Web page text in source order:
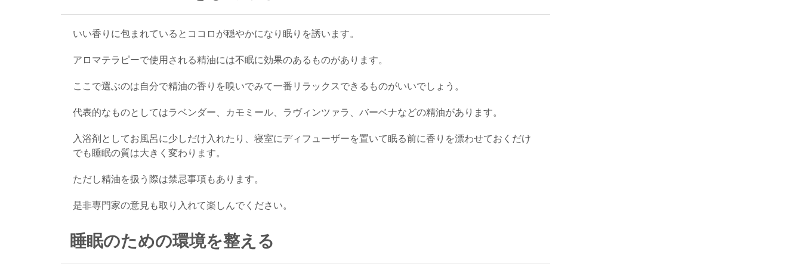
いい香りに包まれているとココロが穏やかになり眠りを誘います。
アロマテラピーで使用される精油には不眠に効果のあるものがあります。
ここで選ぶのは自分で精油の香りを嗅いでみて一番リラックスできるものがいいでしょう。
代表的なものとしてはラベンダー、カモミール、ラヴィンツァラ、バーベナなどの精油があります。
入浴剤としてお風呂に少しだけ入れたり、寝室にディフューザーを置いて眠る前に香りを漂わせておくだけ
でも睡眠の質は大きく変わります。
ただし精油を扱う際は禁忌事項もあります。
是非専門家の意見も取り入れて楽しんでください。
睡眠のための環境を整える